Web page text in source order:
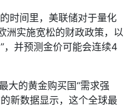
时间里，美联储对于量化
洲实施宽松的财政政策，以
，并预测金价可能会连续4
大的黄金购买国“需求强
新数据显示，这个全球最